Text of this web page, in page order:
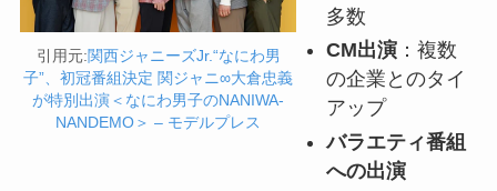
引用元:関西ジャニーズJr.“なにわ男
子”、初冠番組決定 関ジャニ∞大倉忠義
が特別出演＜なにわ男子のNANIWA-
NANDEMO＞ – モデルプレス
多数
CM出演 ：複数
の企業とのタイ
アップ
バラエティ番組
への出演